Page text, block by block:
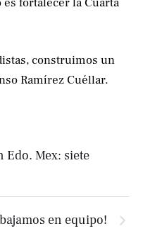
construimos un
Ramírez Cuéllar.
Edo. Mex: siete
en equipo!